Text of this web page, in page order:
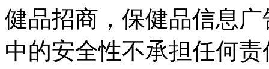
健品招商，保健品信息
中的安全性不承担任何责